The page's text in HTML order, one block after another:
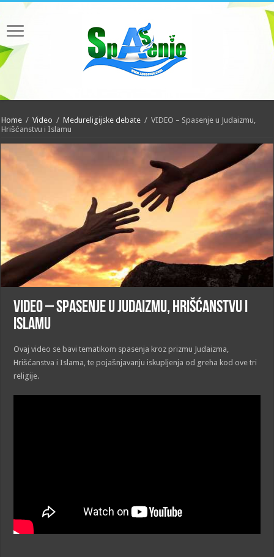
Home / Video / Međureligijske debate / VIDEO – Spasenje u Judaizmu,
Hrišćanstvu i Islamu
VIDEO – Spasenje u Judaizmu, Hrišćanstvu i
Islamu
Ovaj video se bavi tematikom spasenja kroz prizmu Judaizma,
Hrišćanstva i Islama, te pojašnjavanju iskupljenja od greha kod ove tri
religije.